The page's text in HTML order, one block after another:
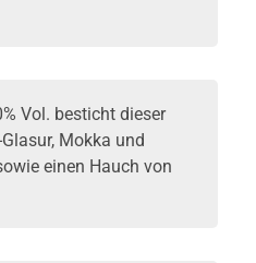
Vol. besticht dieser
Mokka und
einen Hauch von